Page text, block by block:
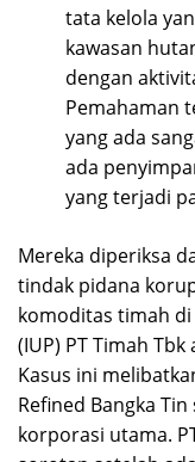
tata kelola
kawasan
dengan
Pemahaman
yang ada
ada
yang terjadi
Mereka diperiksa
tindak pidana
komoditas timah di
(IUP) PT Timah
Kasus ini
Refined Bangka
korporasi utama.